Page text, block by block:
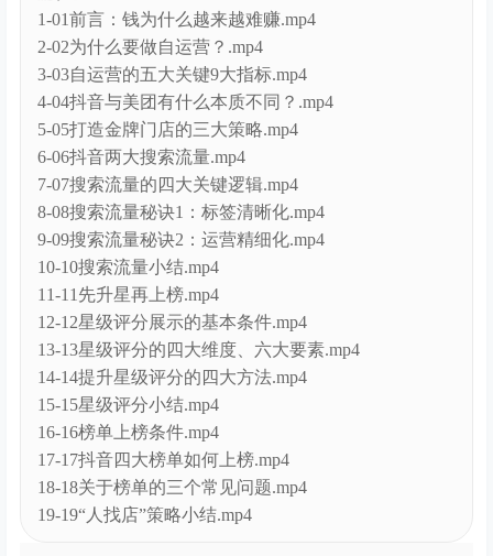
1-01前言：钱为什么越来越难赚.mp4
2-02为什么要做自运营？.mp4
3-03自运营的五大关键9大指标.mp4
4-04抖音与美团有什么本质不同？.mp4
5-05打造金牌门店的三大策略.mp4
6-06抖音两大搜索流量.mp4
7-07搜索流量的四大关键逻辑.mp4
8-08搜索流量秘诀1：标签清晰化.mp4
9-09搜索流量秘诀2：运营精细化.mp4
10-10搜索流量小结.mp4
11-11先升星再上榜.mp4
12-12星级评分展示的基本条件.mp4
13-13星级评分的四大维度、六大要素.mp4
14-14提升星级评分的四大方法.mp4
15-15星级评分小结.mp4
16-16榜单上榜条件.mp4
17-17抖音四大榜单如何上榜.mp4
18-18关于榜单的三个常见问题.mp4
19-19“人找店”策略小结.mp4